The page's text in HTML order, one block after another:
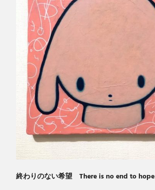
終わりのない希望 There is no end to hope